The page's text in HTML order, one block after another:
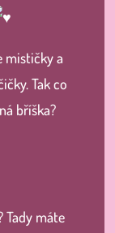
mističky a
Tak co
bříška?
Tady máte